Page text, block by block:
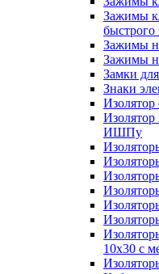
Зажимы
быстрого
Зажимы
Зажимы
Замки
Знаки
ИШПу
10х30 с